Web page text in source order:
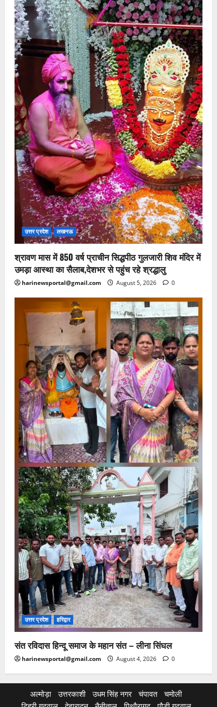
उत्तर प्रदेश लखनऊ
श्रावण मास में 850 वर्ष प्राचीन सिद्धपीठ गुलजारी शिव मंदिर में
उमड़ा आस्था का सैलाब,देशभर से पहुंच रहे श्रद्धालु
harinewsportal@gmail.com August 5, 2026 0
उत्तर प्रदेश हरिद्वार
संत रविदास हिन्दू समाज के महान संत – लीना सिंघल
harinewsportal@gmail.com August 4, 2026 0
अल्मोड़ा उत्तरकाशी उधम सिंह नगर चंपावत
चमोली